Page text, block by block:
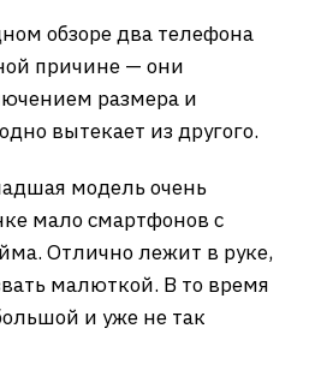
обзоре два телефона
причине — они
размера и
вытекает из другого.
модель очень
мало смартфонов с
Отлично лежит в руке,
малюткой. В то время
и уже не так